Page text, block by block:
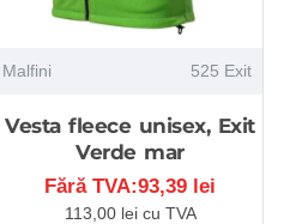
Malfini 525 Exit
Vesta fleece unisex, Exit
Verde mar
Fără TVA:93,39 lei
113,00 lei cu TVA